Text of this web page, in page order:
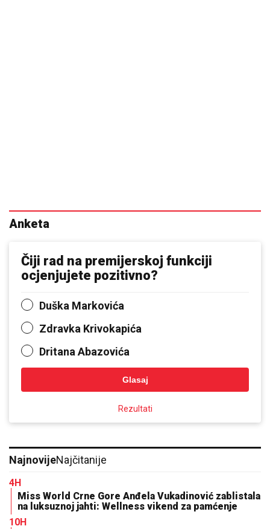
Anketa
Čiji rad na premijerskoj funkciji
ocjenjujete pozitivno?
Duška Markovića
Zdravka Krivokapića
Dritana Abazovića
Glasaj
Rezultati
NajnovijeNajčitanije
4H
Miss World Crne Gore Anđela Vukadinović zablistala
na luksuznoj jahti: Wellness vikend za pamćenje
10H